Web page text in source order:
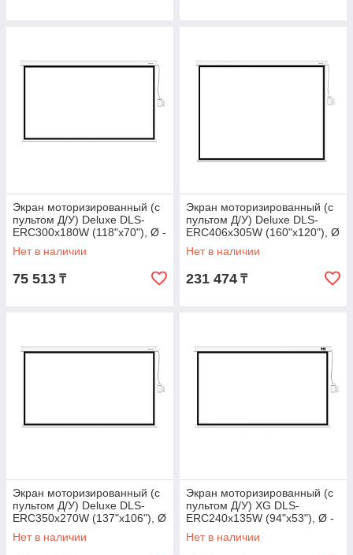
Экран моторизированный (с
пультом Д/У) Deluxe DLS-
ERC300x180W (118"х70"), Ø -
137", 16:9
Нет в наличии
75 513 ₸
Экран моторизированный (с
пультом Д/У) Deluxe DLS-
ERC406х305W (160"х120"), Ø
- 199", 4:3
Нет в наличии
231 474 ₸
Экран моторизированный (с
пультом Д/У) Deluxe DLS-
ERС350x270W (137"х106"), Ø
- 174", 16:9
Нет в наличии
Экран моторизированный (с
пультом Д/У) XG DLS-
ERC240x135W (94"х53"), Ø -
108", 16:9
Нет в наличии